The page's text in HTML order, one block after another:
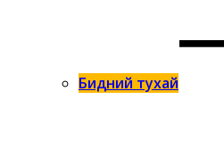
Бидний тухай